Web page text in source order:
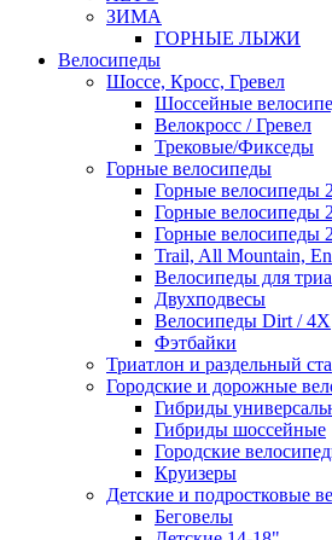
ЗИМА
ГОРНЫЕ ЛЫЖИ
Велосипеды
Шоссе, Кросс, Гревел
Шоссейные
Велокросс / Гревел
Трековые/Фикседы
Горные велосипеды
Горные велосипеды
Горные велосипеды
Горные велосипеды
Trail, All Mountain,
Велосипеды для
Двухподвесы
Велосипеды Dirt / 4X
Фэтбайки
Триатлон и раздельный
Городские и дорожные
Гибриды
Гибриды шоссейные
Городские
Круизеры
Детские и подростковые
Беговелы